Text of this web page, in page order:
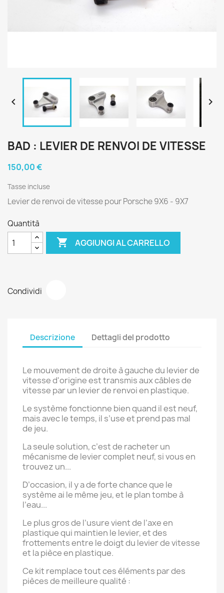
 
BAD : LEVIER DE RENVOI DE VITESSE
150,00 €
Tasse incluse
Levier de renvoi de vitesse pour Porsche 9X6 - 9X7
Quantità
 AGGIUNGI AL CARRELLO
Condividi
Descrizione Dettagli del prodotto
Le mouvement de droite à gauche du levier de
vitesse d'origine est transmis aux câbles de
vitesse par un levier de renvoi en plastique.
Le système fonctionne bien quand il est neuf,
mais avec le temps, il s’use et prend pas mal
de jeu.
La seule solution, c’est de racheter un
mécanisme de levier complet neuf, si vous en
trouvez un...
D’occasion, il y a de forte chance que le
système ai le même jeu, et le plan tombe à
l’eau...
Le plus gros de l’usure vient de l’axe en
plastique qui maintien le levier, et des
frottements entre le doigt du levier de vitesse
et la pièce en plastique.
Ce kit remplace tout ces éléments par des
pièces de meilleure qualité :